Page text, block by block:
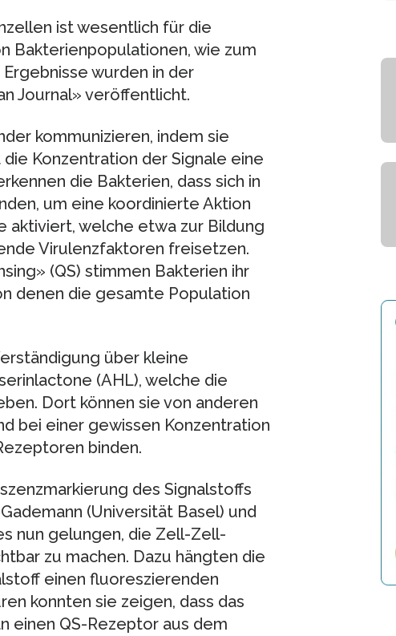
ist wesentlich für die
Bakterienpopulationen, wie zum
wurden in der
Journal» veröffentlicht.
kommunizieren, indem sie
Konzentration der Signale eine
die Bakterien, dass sich in
um eine koordinierte Aktion
aktiviert, welche etwa zur Bildung
Virulenzfaktoren freisetzen.
(QS) stimmen Bakterien ihr
denen die gesamte Population
über kleine
(AHL), welche die
Dort können sie von anderen
bei einer gewissen Konzentration
binden.
des Signalstoffs
(Universität Basel) und
nun gelungen, die Zell-Zell-
zu machen. Dazu hängten die
einen fluoreszierenden
konnten sie zeigen, dass das
einen QS-Rezeptor aus dem